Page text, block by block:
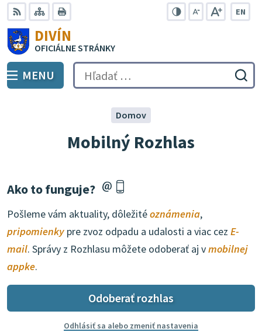
Preskočiť
na
obsah
RSS Mapa
EN
DIVÍN
OFICIÁLNE STRÁNKY
PREPNÚŤ
MENU Hľadať:
Mobilný Rozhlas
Domov
Ako to funguje?
Pošleme vám aktuality, dôležitéoznámenia,
pripomienky pre zvoz odpadu a udalosti a viac cez E-
mail. Správy z Rozhlasu môžete odoberať aj vmobilnej
appke.
Odoberať rozhlas
Odhlásiť sa alebo zmeniť nastavenia